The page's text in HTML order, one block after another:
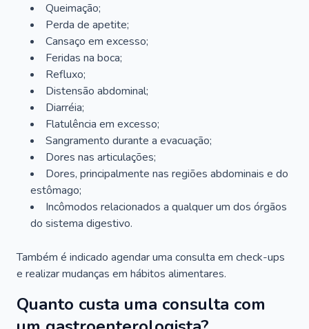
Queimação;
Perda de apetite;
Cansaço em excesso;
Feridas na boca;
Refluxo;
Distensão abdominal;
Diarréia;
Flatulência em excesso;
Sangramento durante a evacuação;
Dores nas articulações;
Dores, principalmente nas regiões abdominais e do
estômago;
Incômodos relacionados a qualquer um dos órgãos
do sistema digestivo.
Também é indicado agendar uma consulta em check-ups
e realizar mudanças em hábitos alimentares.
Quanto custa uma consulta com